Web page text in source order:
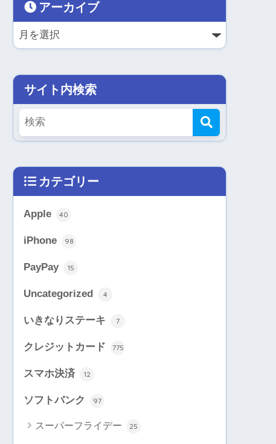
アーカイブ
サイト内検索
カテゴリー
Apple 40
iPhone 98
PayPay 15
Uncategorized 4
いきなりステーキ 7
クレジットカード 775
スマホ決済 12
ソフトバンク 97
スーパーフライデー 25